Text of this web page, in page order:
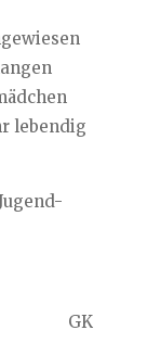
lebendig
GK